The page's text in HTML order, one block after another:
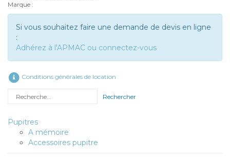
Marque :
Si vous souhaitez faire une demande de devis en ligne
:
Adhérez à l'APMAC ou connectez-vous
Conditions générales de location
Rechercher
Pupitres
A mémoire
Accessoires pupitre